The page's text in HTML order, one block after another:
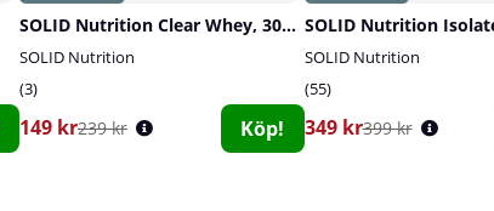
SOLID Nutrition Clear Whey, 300 g
SOLID Nutrition
3
149 kr239 kr Köp!
SOLID Nutrition
SOLID Nutrition
55
349 kr399 kr